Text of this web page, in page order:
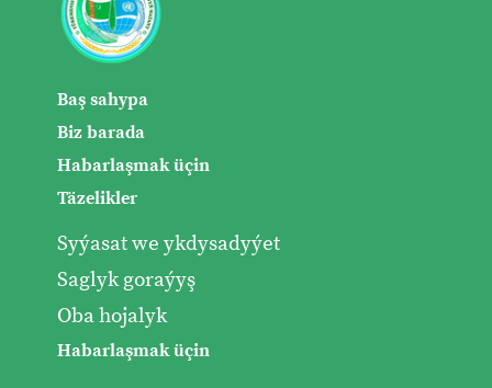
Baş sahypa
Biz barada
Habarlaşmak üçin
Täzelikler
Syýasat we ykdysadyýet
Saglyk goraýyş
Oba hojalyk
Habarlaşmak üçin